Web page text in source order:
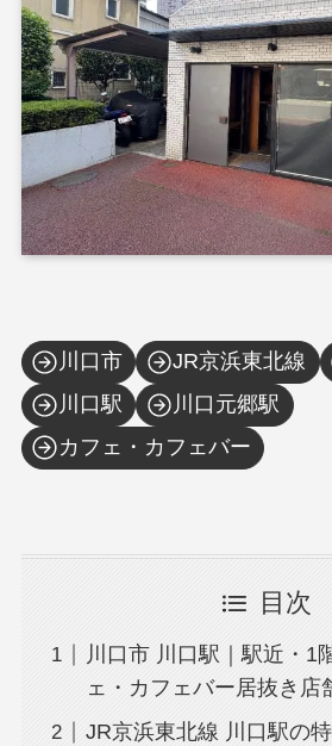
川口市 JR京浜東北線
川口駅
川口元郷駅
カフェ・カフェバー
目次
川口市 川口駅｜駅近・1
ェ・カフェバー居抜き店
JR京浜東北線 川口駅の